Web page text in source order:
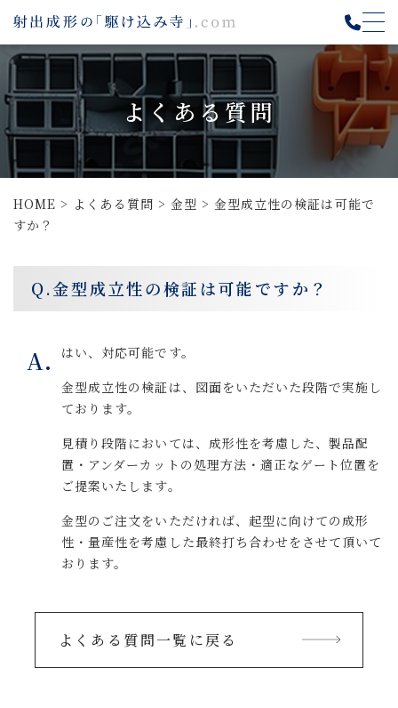
よくある質問
HOME > よくある質問 > 金型 >金型成立性の検証は可能で
すか？
Q.金型成立性の検証は可能ですか？
A.
はい、対応可能です。
金型成立性の検証は、図面をいただいた段階で実施し
ております。
見積り段階においては、成形性を考慮した、製品配
置・アンダーカットの処理方法・適正なゲート位置を
ご提案いたします。
金型のご注文をいただければ、起型に向けての成形
性・量産性を考慮した最終打ち合わせをさせて頂いて
おります。
よくある質問一覧に戻る